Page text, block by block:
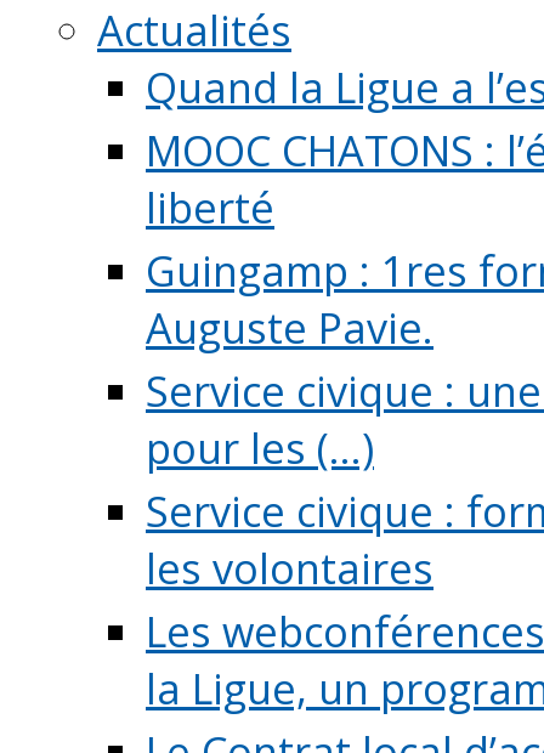
Actualités
Quand la Ligue a
MOOC CHATONS
liberté
Guingamp : 1res
Auguste Pavie.
Service civique :
pour les (...)
Service civique :
les volontaires
Les
la Ligue, un